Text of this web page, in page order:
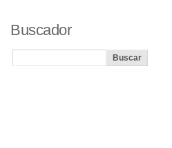
Buscador